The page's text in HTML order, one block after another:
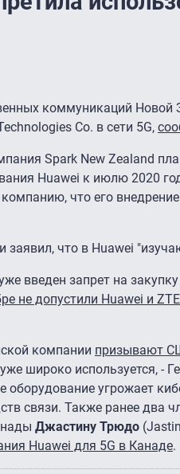
коммуникаций Новой
Co. в сети 5G,
Spark New Zealand
Huawei к июлю 2020
что его
заявил, что в Huawei
введен запрет на
не допустили Huawei и
компании призывают
широко используется, -
оборудование угрожает
связи. Также ранее два
Джастину Трюдо
Huawei для 5G в Канаде.